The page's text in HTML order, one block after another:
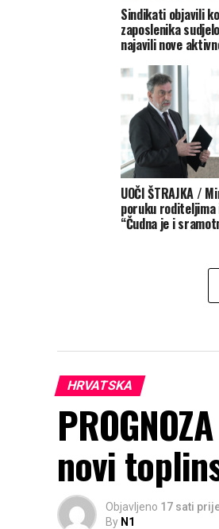
Sindikati objavili
zaposlenika
najavili nove
UOČI ŠTRAJKA /
poruku
“Čudna je i
HRVATSKA
novi
Objavljeno 17 sati
By N1